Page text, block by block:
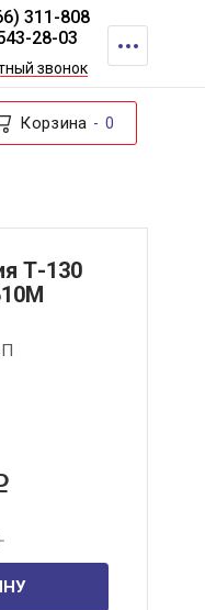
311-808
28-03
звонок
Корзина 0
Т-130